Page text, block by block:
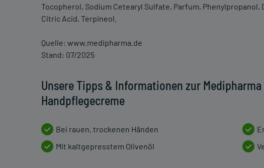
Tocopherol, Sodium Cetearyl Sulfate, Parfum,
Citric Acid, Terpineol.
Quelle: www.medipharma.de
Stand: 07/2025
Unsere Tipps & Informationen zur
Handpflegecreme
Bei rauen, trockenen Händen
Mit kaltgepresstem Olivenöl